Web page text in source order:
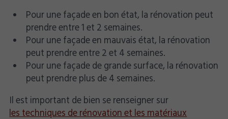
Pour une façade en bon état, la rénovation peut
prendre entre 1 et 2 semaines.
Pour une façade en mauvais état, la rénovation
peut prendre entre 2 et 4 semaines.
Pour une façade de grande surface, la rénovation
peut prendre plus de 4 semaines.
Il est important de bien se renseigner sur
les techniques de rénovation et les matériaux